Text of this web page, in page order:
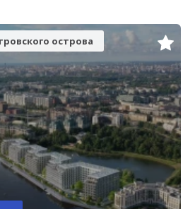
острова